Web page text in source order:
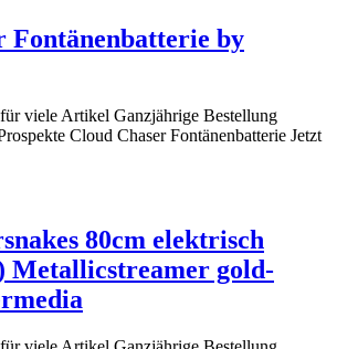
Fontänenbatterie by
viele Artikel Ganzjährige Bestellung
Cloud Chaser Fontänenbatterie Jetzt
80cm elektrisch
Metallicstreamer gold-